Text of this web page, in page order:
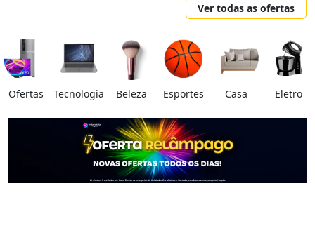
Ver todas as ofertas
Ofertas Tecnologia Beleza Esportes Casa Eletro